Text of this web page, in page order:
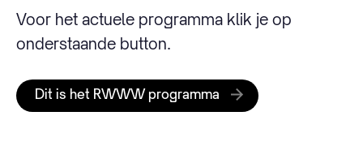
Voor het actuele programma klik je op
onderstaande button.
Dit is het RWWW programma